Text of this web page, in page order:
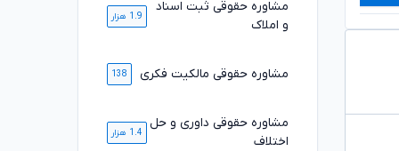
مشاوره حقوقی ثبت اسناد
و املاک
1.9 هزار
مشاوره حقوقی مالکیت فکری 138
مشاوره حقوقی داوری و حل
اختلاف
1.4 هزار